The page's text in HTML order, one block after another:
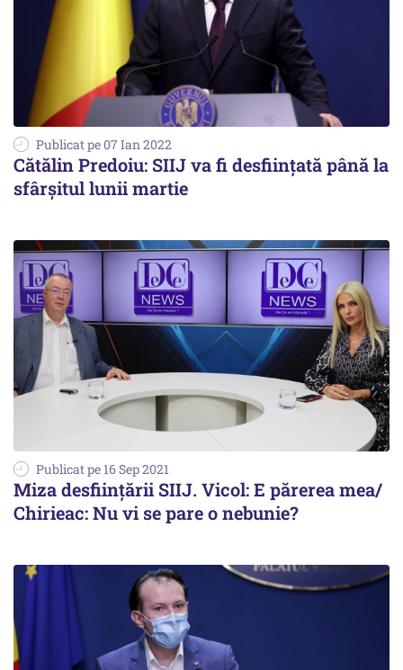
Publicat pe 07 Ian 2022
Cătălin Predoiu: SIIJ va fi desființată până la
sfârșitul lunii martie
Publicat pe 16 Sep 2021
Miza desființării SIIJ. Vicol: E părerea mea/
Chirieac: Nu vi se pare o nebunie?